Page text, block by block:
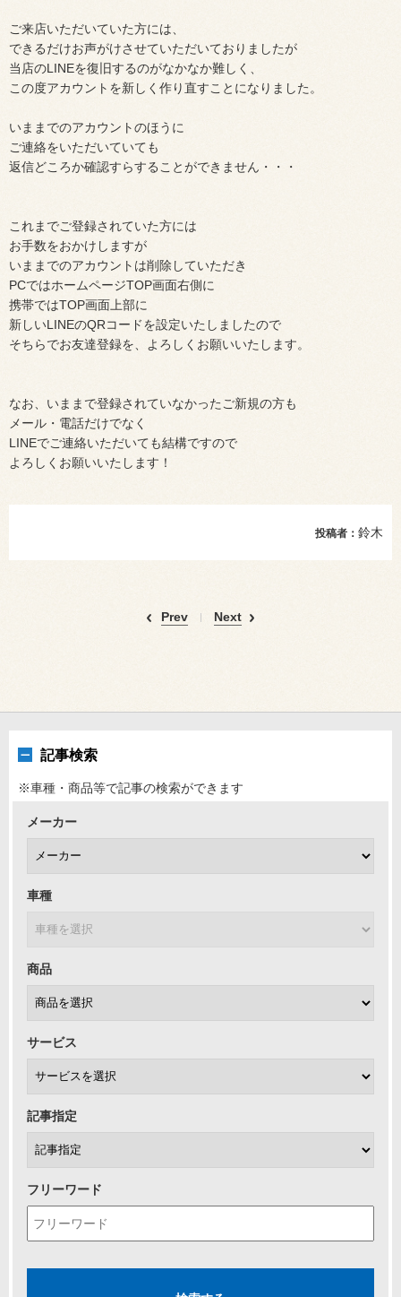
ご来店いただいていた方には、
できるだけお声がけさせていただいておりましたが
当店のLINEを復旧するのがなかなか難しく、
この度アカウントを新しく作り直すことになりました。
いままでのアカウントのほうに
ご連絡をいただいていても
返信どころか確認すらすることができません・・・
これまでご登録されていた方には
お手数をおかけしますが
いままでのアカウントは削除していただき
PCではホームページTOP画面右側に
携帯ではTOP画面上部に
新しいLINEのQRコードを設定いたしましたので
そちらでお友達登録を、よろしくお願いいたします。
なお、いままで登録されていなかったご新規の方も
メール・電話だけでなく
LINEでご連絡いただいても結構ですので
よろしくお願いいたします！
投稿者： 鈴木
Prev Next
記事検索
※車種・商品等で記事の検索ができます
メーカー
車種
商品
サービス
記事指定
フリーワード